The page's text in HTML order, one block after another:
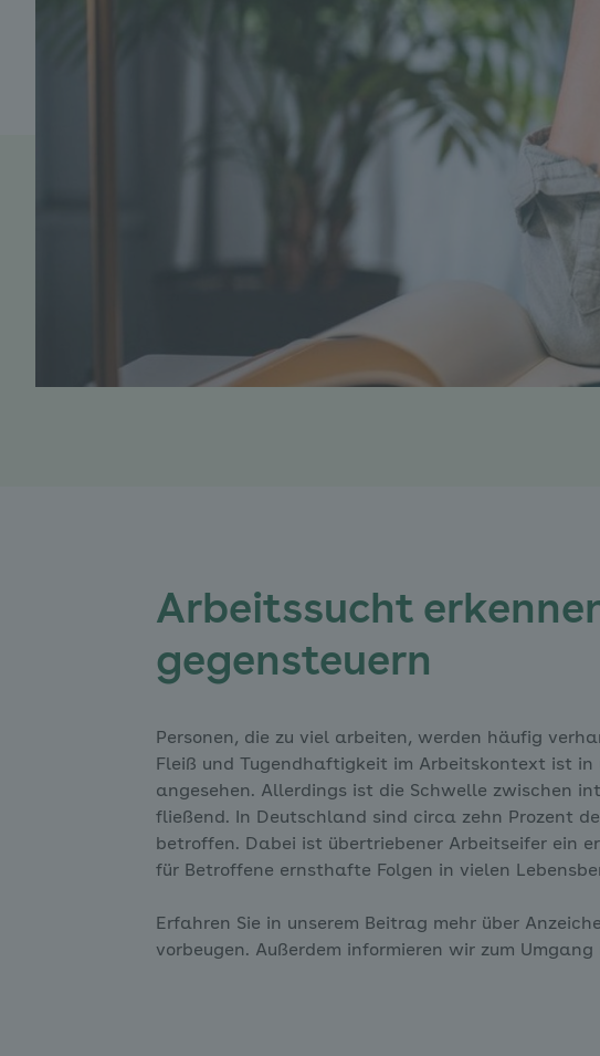
Arbeitssucht
gegensteuern
Personen, die zu viel arbeiten, werden häufig
Fleiß und Tugendhaftigkeit im Arbeitskontext ist
angesehen. Allerdings ist die Schwelle zwischen
fließend. In Deutschland sind circa zehn Prozent
betroffen. Dabei ist übertriebener Arbeitseifer ein
für Betroffene ernsthafte Folgen in vielen
Erfahren Sie in unserem Beitrag mehr über
vorbeugen. Außerdem informieren wir zum